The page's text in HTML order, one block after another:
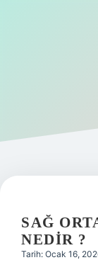
Gizlilik
Yasal Uyarı
SAĞ
NEDIR ?
Tarih: Ocak 16,